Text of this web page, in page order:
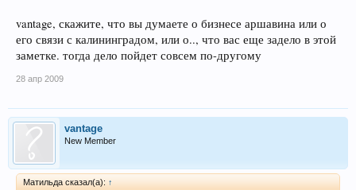
vantage, скажите, что вы думаете о бизнесе аршавина или о
его связи с калининградом, или о.., что вас еще задело в этой
заметке. тогда дело пойдет совсем по-другому
28 апр 2009
vantage
New Member
Матильда сказал(а): ↑